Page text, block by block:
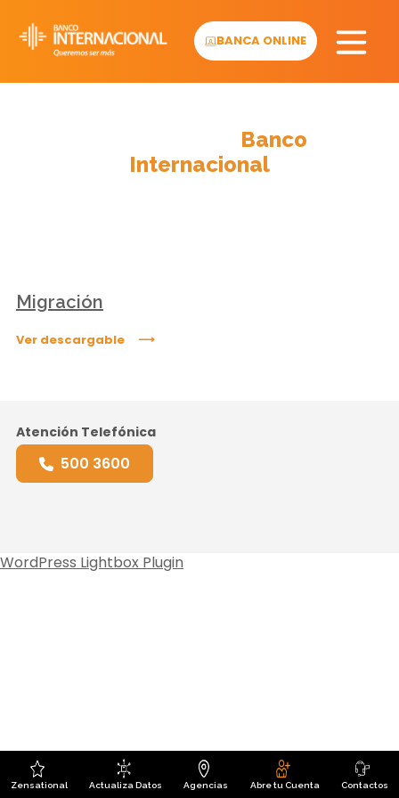
content
BANCA ONLINE
Banco
Internacional
Migración
Ver descargable
Atención Telefónica
500 3600
Zensational Actualiza Datos Agencias Abre tu Cuenta Contactos
WordPress Lightbox Plugin